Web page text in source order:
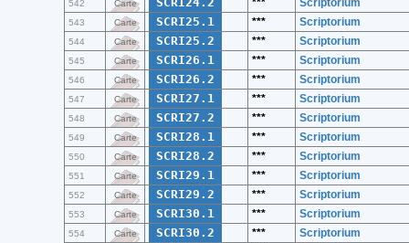
542 Carte *** Scriptorium
543 Carte SCRI25.1 *** Scriptorium
544 Carte SCRI25.2 *** Scriptorium
545 Carte SCRI26.1 *** Scriptorium
546 Carte SCRI26.2 *** Scriptorium
547 Carte SCRI27.1 *** Scriptorium
548 Carte SCRI27.2 *** Scriptorium
549 Carte SCRI28.1 *** Scriptorium
550 Carte SCRI28.2 *** Scriptorium
551 Carte SCRI29.1 *** Scriptorium
552 Carte SCRI29.2 *** Scriptorium
553 Carte SCRI30.1 *** Scriptorium
554 Carte SCRI30.2 *** Scriptorium